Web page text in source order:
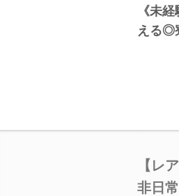
《未
える◎
【レ
非日